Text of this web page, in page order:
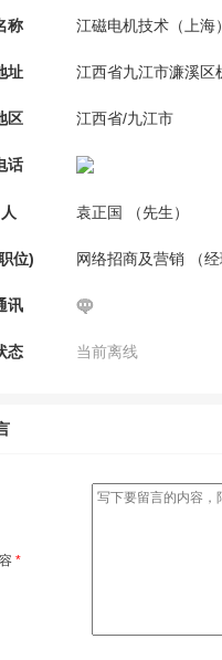
称 江磁电机技术（上海
址 江西省九江市濂溪
区 江西省/九江市
话
袁正国 （先生）
位) 网络招商及营销 （经
讯
态 当前离线
*